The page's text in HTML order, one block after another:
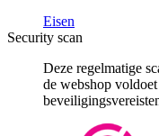
Eisen
Security scan
Deze regelmatige
de webshop